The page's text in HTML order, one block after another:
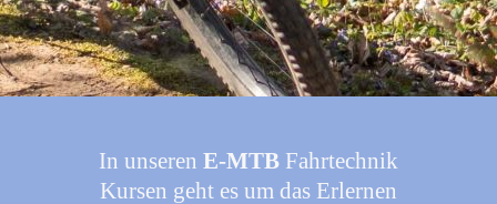
In unseren E-MTB Fahrtechnik
Kursen geht es um das Erlernen